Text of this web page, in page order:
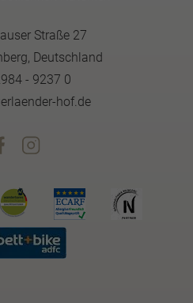
Straße 27
Deutschland
- 9237 0
hof.de